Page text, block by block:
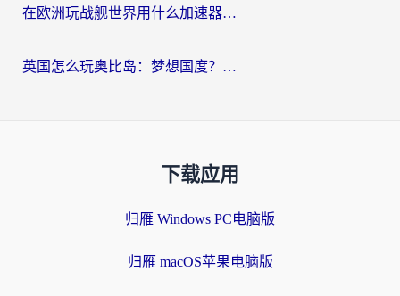
在欧洲玩战舰世界用什么加速器比较好用？老玩家亲测有效的低延迟方案
英国怎么玩奥比岛：梦想国度？海外党不卡攻略+加速器选择秘籍
下载应用
归雁 Windows PC电脑版
归雁 macOS苹果电脑版